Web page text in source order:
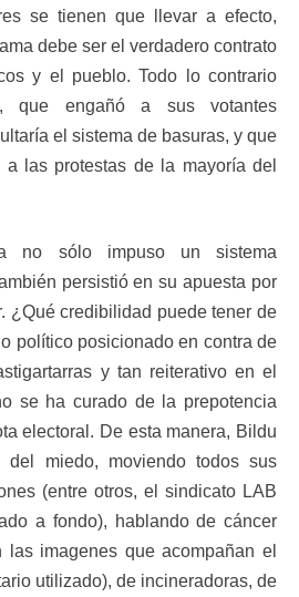
se tienen que llevar a efecto,
debe ser el verdadero contrato
y el pueblo. Todo lo contrario
que engañó a sus votantes
el sistema de basuras, y que
las protestas de la mayoría del
no sólo impuso un sistema
persistió en su apuesta por
¿Qué credibilidad puede tener de
político posicionado en contra de
y tan reiterativo en el
se ha curado de la prepotencia
electoral. De esta manera, Bildu
del miedo, moviendo todos sus
(entre otros, el sindicato LAB
a fondo), hablando de cáncer
las imagenes que acompañan el
utilizado), de incineradoras, de